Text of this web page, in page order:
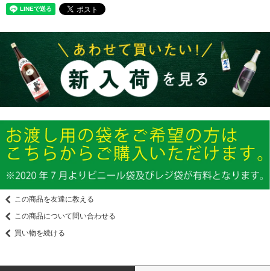
この商品を友達に教える
この商品について問い合わせる
買い物を続ける